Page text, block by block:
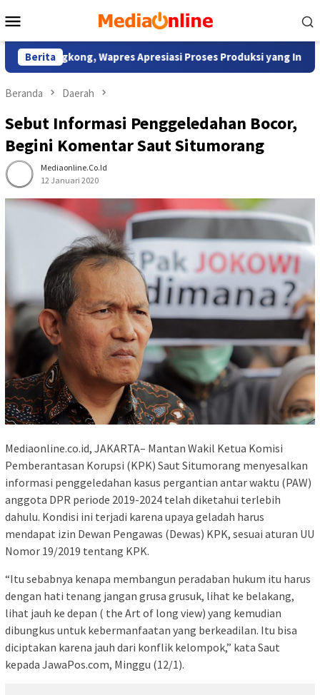
ke
Mobile
Berita
Singkong, Wapres Apresiasi Proses Produksi yang Inovatif dan
Beranda Daerah
Sebut Informasi Penggeledahan Bocor,
Begini Komentar Saut Situmorang
Mediaonline.co.id
12 Januari 2020
Mediaonline.co.id, JAKARTA– Mantan Wakil Ketua Komisi
Pemberantasan Korupsi (KPK) Saut Situmorang menyesalkan
informasi penggeledahan kasus pergantian antar waktu (PAW)
anggota DPR periode 2019-2024 telah diketahui terlebih
dahulu. Kondisi ini terjadi karena upaya geladah harus
mendapat izin Dewan Pengawas (Dewas) KPK, sesuai aturan UU
Nomor 19/2019 tentang KPK.
“Itu sebabnya kenapa membangun peradaban hukum itu harus
dengan hati tenang jangan grusa grusuk, lihat ke belakang,
lihat jauh ke depan ( the Art of long view) yang kemudian
dibungkus untuk kebermanfaatan yang berkeadilan. Itu bisa
diciptakan karena jauh dari konflik kelompok,” kata Saut
kepada JawaPos.com, Minggu (12/1).